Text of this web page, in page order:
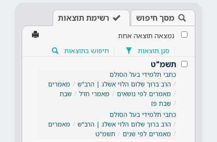
מסך חיפוש רשימת תוצאות
נמצאה תוצאה אחת
סנן תוצאות
חיפוש בתוצאות
תשמ"ט
כתבי תלמידי בעל הסולם
הרב ברוך שלום הלוי אשלג | הרב"ש
מאמרים
מאמרים לפי נושאים
מאמרי חז'ל
שבת
שבת פז
כתבי תלמידי בעל הסולם
הרב ברוך שלום הלוי אשלג | הרב"ש
מאמרים
מאמרים לפי שנים
תשמ"ט